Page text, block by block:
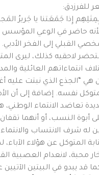
للفرزدق:
إِذا جَمَعَتنا يا جَريرُ
حاضر في الوعي المؤسس
القبلي إلى الفخر الأدبي.
لاحقيه كذلك، ليرى
انتماءاتهم العائلية
“الجذع الذي نبتت عليه
نفسه. إضافة إلى أن
تعاضد الانتماء الوطني،
أبوة النسب، أو أنهما
له شرف الانتساب والانتماء
المتوكل عن هؤلاء الآباء،
محبة، لانعدام العصبية
يبدو في البيتين الآتيين